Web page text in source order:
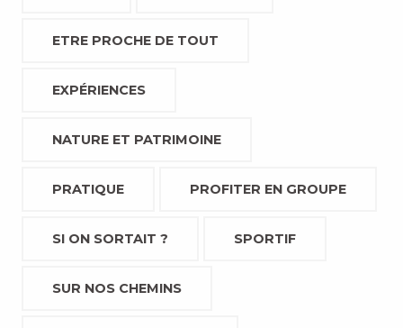
ETRE PROCHE DE TOUT
EXPÉRIENCES
NATURE ET PATRIMOINE
PRATIQUE PROFITER EN GROUPE
SI ON SORTAIT ? SPORTIF
SUR NOS CHEMINS